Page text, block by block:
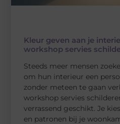
Kleur geven aan je
workshop servies
Steeds meer mensen
om hun interieur een
zonder meteen te gaan
workshop servies
verrassend geschikt. Je
en patronen bij je